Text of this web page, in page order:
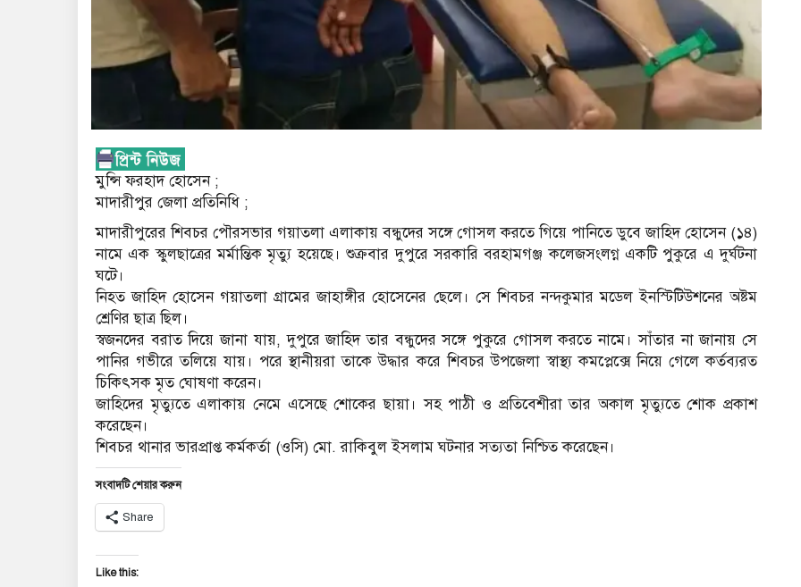
মুন্সি ফরহাদ হোসেন ;
মাদারীপুর জেলা প্রতিনিধি ;
মাদারীপুরের শিবচর পৌরসভার গয়াতলা এলাকায় বন্ধুদের সঙ্গে গোসল করতে গিয়ে পানিতে ডুবে জাহিদ হোসেন (১৪)
নামে এক স্কুলছাত্রের মর্মান্তিক মৃত্যু হয়েছে। শুক্রবার দুপুরে সরকারি বরহামগঞ্জ কলেজসংলগ্ন একটি পুকুরে এ দুর্ঘটনা
ঘটে।
নিহত জাহিদ হোসেন গয়াতলা গ্রামের জাহাঙ্গীর হোসেনের ছেলে। সে শিবচর নন্দকুমার মডেল ইনস্টিটিউশনের অষ্টম
শ্রেণির ছাত্র ছিল।
স্বজনদের বরাত দিয়ে জানা যায়, দুপুরে জাহিদ তার বন্ধুদের সঙ্গে পুকুরে গোসল করতে নামে। সাঁতার না জানায় সে
পানির গভীরে তলিয়ে যায়। পরে স্থানীয়রা তাকে উদ্ধার করে শিবচর উপজেলা স্বাস্থ্য কমপ্লেক্সে নিয়ে গেলে কর্তব্যরত
চিকিৎসক মৃত ঘোষণা করেন।
জাহিদের মৃত্যুতে এলাকায় নেমে এসেছে শোকের ছায়া। সহ পাঠী ও প্রতিবেশীরা তার অকাল মৃত্যুতে শোক প্রকাশ
করেছেন।
শিবচর থানার ভারপ্রাপ্ত কর্মকর্তা (ওসি) মো. রাকিবুল ইসলাম ঘটনার সত্যতা নিশ্চিত করেছেন।
সংবাদটি শেয়ার করুন
Share
Like this: